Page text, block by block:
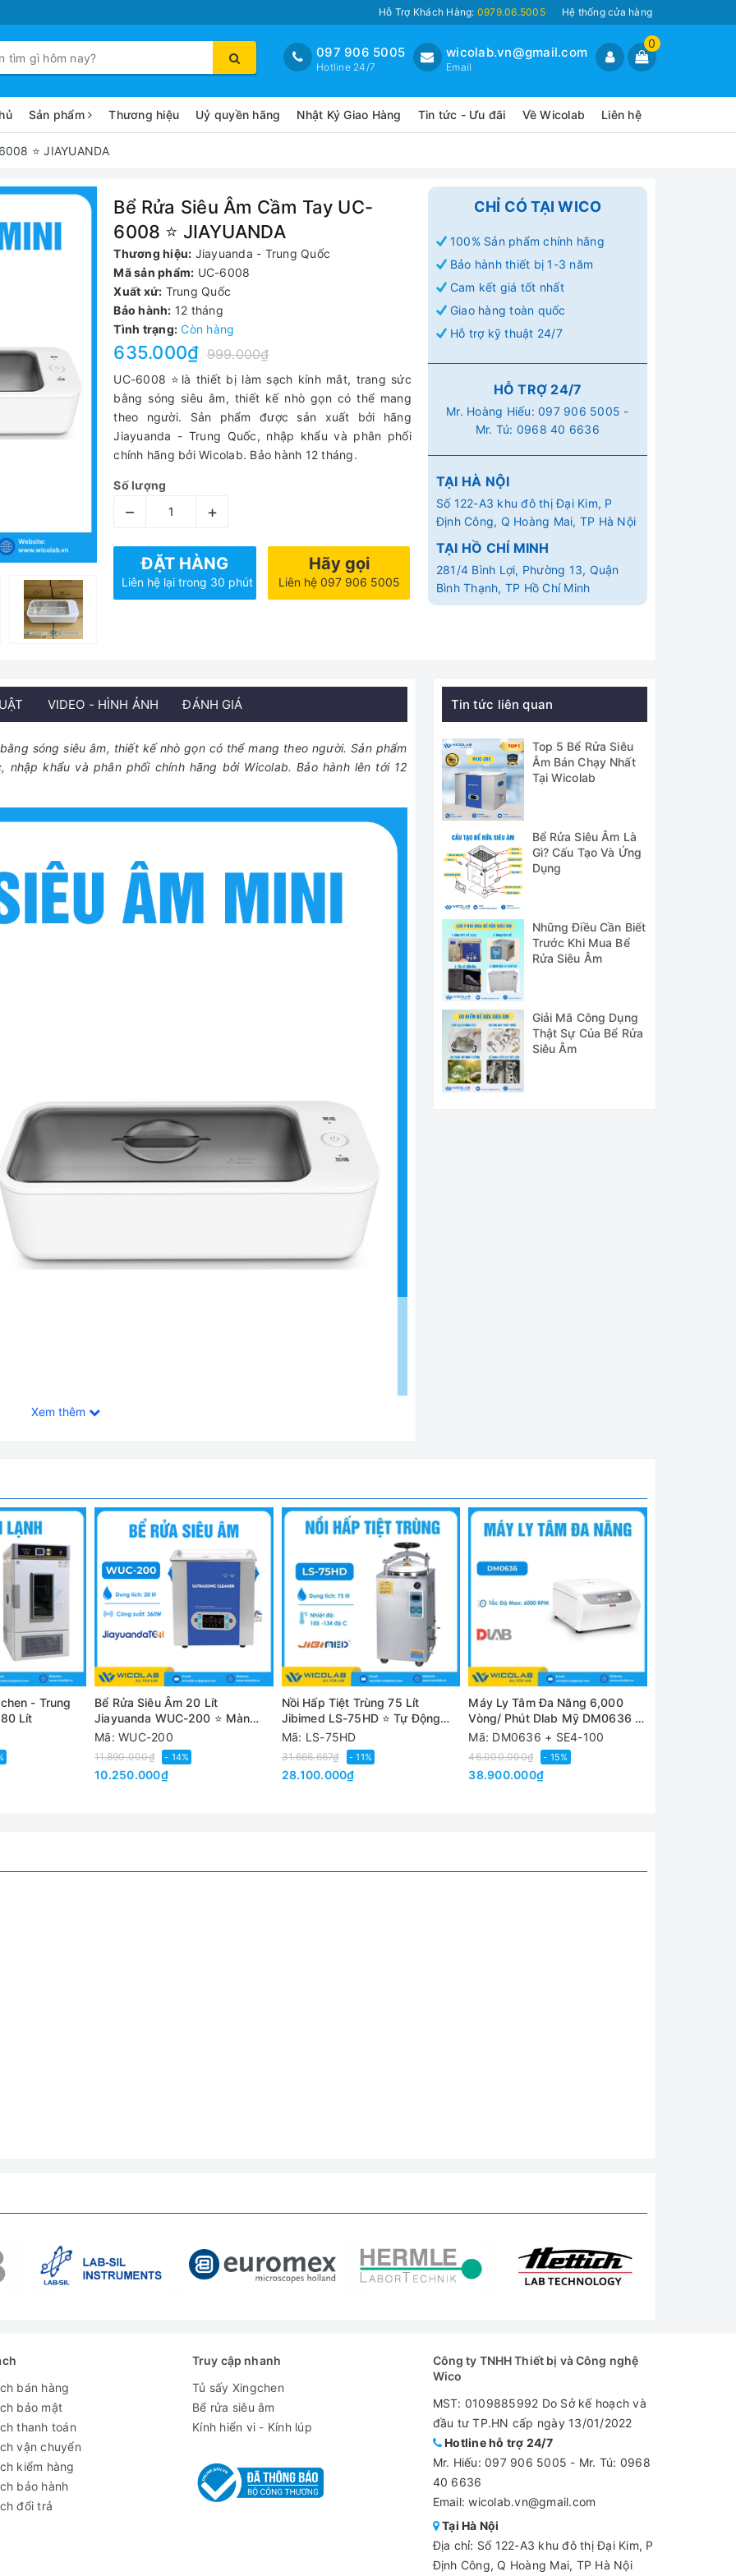
Hỗ Trợ Khách Hàng: 0979.06.5005 Hệ thống cửa hàng
0
wicolab.vn@gmail.com
Email
097 906 5005
Hotline 24/7
Sản phẩm Thương hiệu Uỷ quyền hãng Nhật Ký Giao Hàng Tin tức - Ưu đãi Về Wicolab Liên hệ
⭐ JIAYUANDA
Bể Rửa Siêu Âm Cầm Tay UC-
6008 ⭐ JIAYUANDA
Thương hiệu: Jiayuanda - Trung Quốc
Mã sản phẩm: UC-6008
Xuất xứ: Trung Quốc
Bảo hành: 12 tháng
Tình trạng: Còn hàng
635.000₫ 999.000₫
UC-6008 ⭐là thiết bị làm sạch kính mắt, trang sức
bằng sóng siêu âm, thiết kế nhò gọn có thể mang
theo người. Sản phẩm được sản xuất bởi hãng
Jiayuanda - Trung Quốc, nhập khẩu và phân phối
chính hãng bởi Wicolab. Bảo hành 12 tháng.
Số lượng
– +
ĐẶT HÀNG
Liên hệ lại trong 30 phút
Hãy gọi
Liên hệ 097 906 5005
CHỈ CÓ TẠI WICO
100% Sản phẩm chính hãng
Bảo hành thiết bị 1-3 năm
Cam kết giá tốt nhất
Giao hàng toàn quốc
Hỗ trợ kỹ thuật 24/7
HỖ TRỢ 24/7
Mr. Hoàng Hiếu:097 906 5005 -
Mr. Tú: 0968 40 6636
TẠI HÀ NỘI
Số 122-A3 khu đô thị Đại Kim, P
Định Công, Q Hoàng Mai, TP Hà Nội
TẠI HỒ CHÍ MINH
281/4 Bình Lợi, Phường 13, Quận
Bình Thạnh, TP Hồ Chí Minh
VIDEO - HÌNH ẢNH ĐÁNH GIÁ
sóng siêu âm, thiết kế nhò gọn có thể mang theo người. Sản phẩm
khẩu và phân phối chính hãng bởi Wicolab. Bảo hành lên tới 12
tốt các rãnh lõm, lồi, khe hở và vết bẩn trên bề mặt kính, được đa số
đã bắt đầu hoạt động
lợi.
dụng cụ makeup,...
bể rửa siêu âm UC-6008
Xem thêm
Tin tức liên quan
Top 5 Bể Rửa Siêu
Âm Bán Chạy Nhất
Tại Wicolab
Bể Rửa Siêu Âm Là
Gì? Cấu Tạo Và Ứng
Dụng
Những Điều Cần Biết
Trước Khi Mua Bể
Rửa Siêu Âm
Giải Mã Công Dụng
Thật Sự Của Bể Rửa
Siêu Âm
- Trung
Lít
Bể Rửa Siêu Âm 20 Lít
Jiayuanda WUC-200 ⭐ Màn
Hình LCD
Mã: WUC-200
11.890.000₫ - 14%
10.250.000₫
Nồi Hấp Tiệt Trùng 75 Lít
Jibimed LS-75HD ⭐ Tự Động
Hoàn Toàn
Mã: LS-75HD
31.666.667₫ - 11%
28.100.000₫
Máy Ly Tâm Đa Năng 6,000
Vòng/ Phút Dlab Mỹ DM0636 |
Không chổi than
Mã: DM0636 + SE4-100
46.000.000₫ - 15%
38.900.000₫
bán hàng
bảo mật
thanh toán
vận chuyển
kiểm hàng
bảo hành
đổi trả
Truy cập nhanh
Tủ sấy Xingchen
Bể rửa siêu âm
Kính hiển vi - Kính lúp
Công ty TNHH Thiết bị và Công nghệ
Wico
MST: 0109885992 Do Sở kế hoạch và
đầu tư TP.HN cấp ngày 13/01/2022
Hotline hỗ trợ 24/7
Mr. Hiếu: 097 906 5005 - Mr. Tú: 0968
40 6636
Email: wicolab.vn@gmail.com
Tại Hà Nội
Địa chỉ: Số 122-A3 khu đô thị Đại Kim, P
Định Công, Q Hoàng Mai, TP Hà Nội